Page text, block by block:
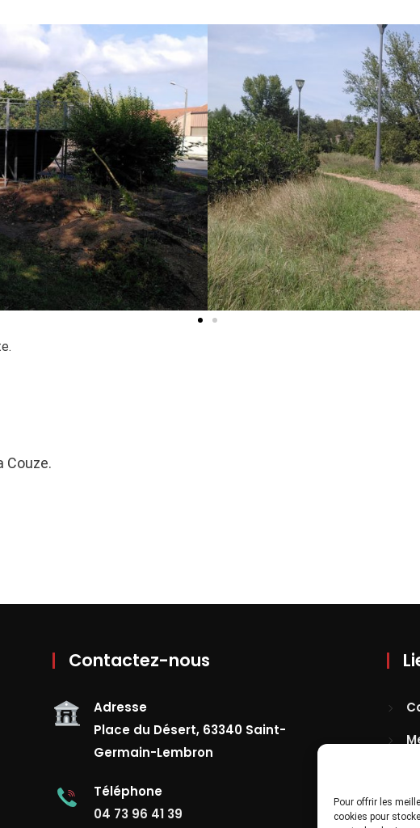
Pour offrir les
cookies pour
Couze.
Contactez-nous
Adresse
Place du Désert, 63340 Saint-
Germain-Lembron
Téléphone
04 73 96 41 39